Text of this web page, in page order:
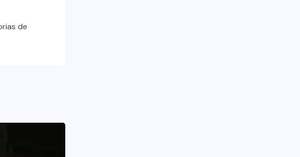
de